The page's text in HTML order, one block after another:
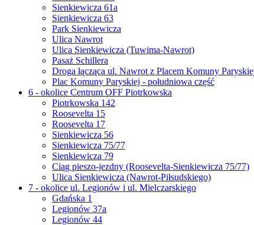
Sienkiewicza 61a
Sienkiewicza 63
Park Sienkiewicza
Ulica Nawrot
Ulica Sienkiewicza (Tuwima-Nawrot)
Pasaż Schillera
Droga łącząca ul. Nawrot z Placem Komuny
Plac Komuny Paryskiej - południowa część
6 - okolice Centrum OFF Piotrkowska
Piotrkowska 142
Roosevelta 15
Roosevelta 17
Sienkiewicza 56
Sienkiewicza 75/77
Sienkiewicza 79
Ciąg pieszo-jezdny (Roosevelta-Sienkiewicza 75/77)
Ulica Sienkiewicza (Nawrot-Piłsudskiego)
7 - okolice ul. Legionów i ul. Mielczarskiego
Gdańska 1
Legionów 37a
Legionów 44